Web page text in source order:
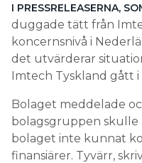
Om tidningen
Kontakt
Personuppgifter
Search for:
SEARCH
I PRESSRELEASERNA,
duggade tätt från
koncernsnivå i
det utvärderar
Imtech Tyskland gått i
Bolaget meddelade
bolagsgruppen skulle
bolaget inte kunnat
finansiärer. Tyvärr,